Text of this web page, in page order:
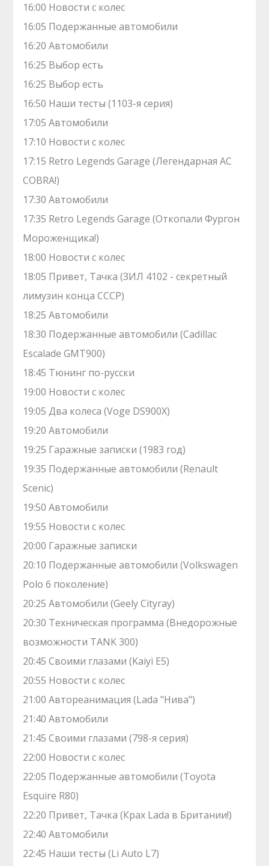
16:00 Новости с колес
16:05 Подержанные автомобили
16:20 Автомобили
16:25 Выбор есть
16:25 Выбор есть
16:50 Наши тесты (1103-я серия)
17:05 Автомобили
17:10 Новости с колес
17:15 Retro Legends Garage (Легендарная AC
COBRA!)
17:30 Автомобили
17:35 Retro Legends Garage (Откопали Фургон
Мороженщика!)
18:00 Новости с колес
18:05 Привет, Тачка (ЗИЛ 4102 - секретный
лимузин конца СССР)
18:25 Автомобили
18:30 Подержанные автомобили (Cadillac
Escalade GMT900)
18:45 Тюнинг по-русски
19:00 Новости с колес
19:05 Два колеса (Voge DS900X)
19:20 Автомобили
19:25 Гаражные записки (1983 год)
19:35 Подержанные автомобили (Renault
Scenic)
19:50 Автомобили
19:55 Новости с колес
20:00 Гаражные записки
20:10 Подержанные автомобили (Volkswagen
Polo 6 поколение)
20:25 Автомобили (Geely Cityray)
20:30 Техническая программа (Внедорожные
возможности TANK 300)
20:45 Своими глазами (Kaiyi E5)
20:55 Новости с колес
21:00 Автореанимация (Lada "‎Нива")
21:40 Автомобили
21:45 Своими глазами (798-я серия)
22:00 Новости с колес
22:05 Подержанные автомобили (Toyota
Esquire R80)
22:20 Привет, Тачка (Крах Lada в Британии!)
22:40 Автомобили
22:45 Наши тесты (Li Auto L7)